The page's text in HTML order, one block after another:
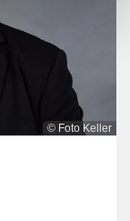
© Foto Keller